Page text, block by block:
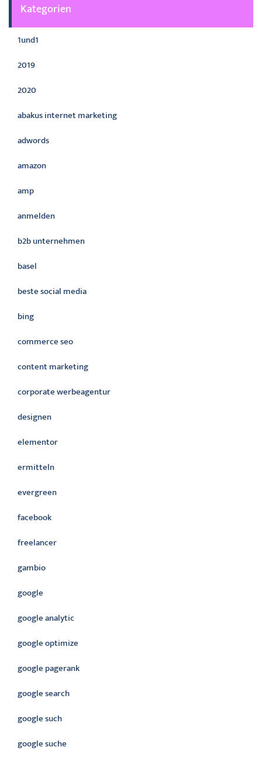
Kategorien
1und1
2019
2020
abakus internet marketing
adwords
amazon
amp
anmelden
b2b unternehmen
basel
beste social media
bing
commerce seo
content marketing
corporate werbeagentur
designen
elementor
ermitteln
evergreen
facebook
freelancer
gambio
google
google analytic
google optimize
google pagerank
google search
google such
google suche